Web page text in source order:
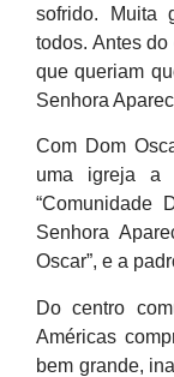
sofrido. Muita
todos. Antes
que queriam
Senhora
Com Dom
uma igreja a
“Comunidade
Senhora
Oscar”, e a
Do centro
Américas
bem grande,